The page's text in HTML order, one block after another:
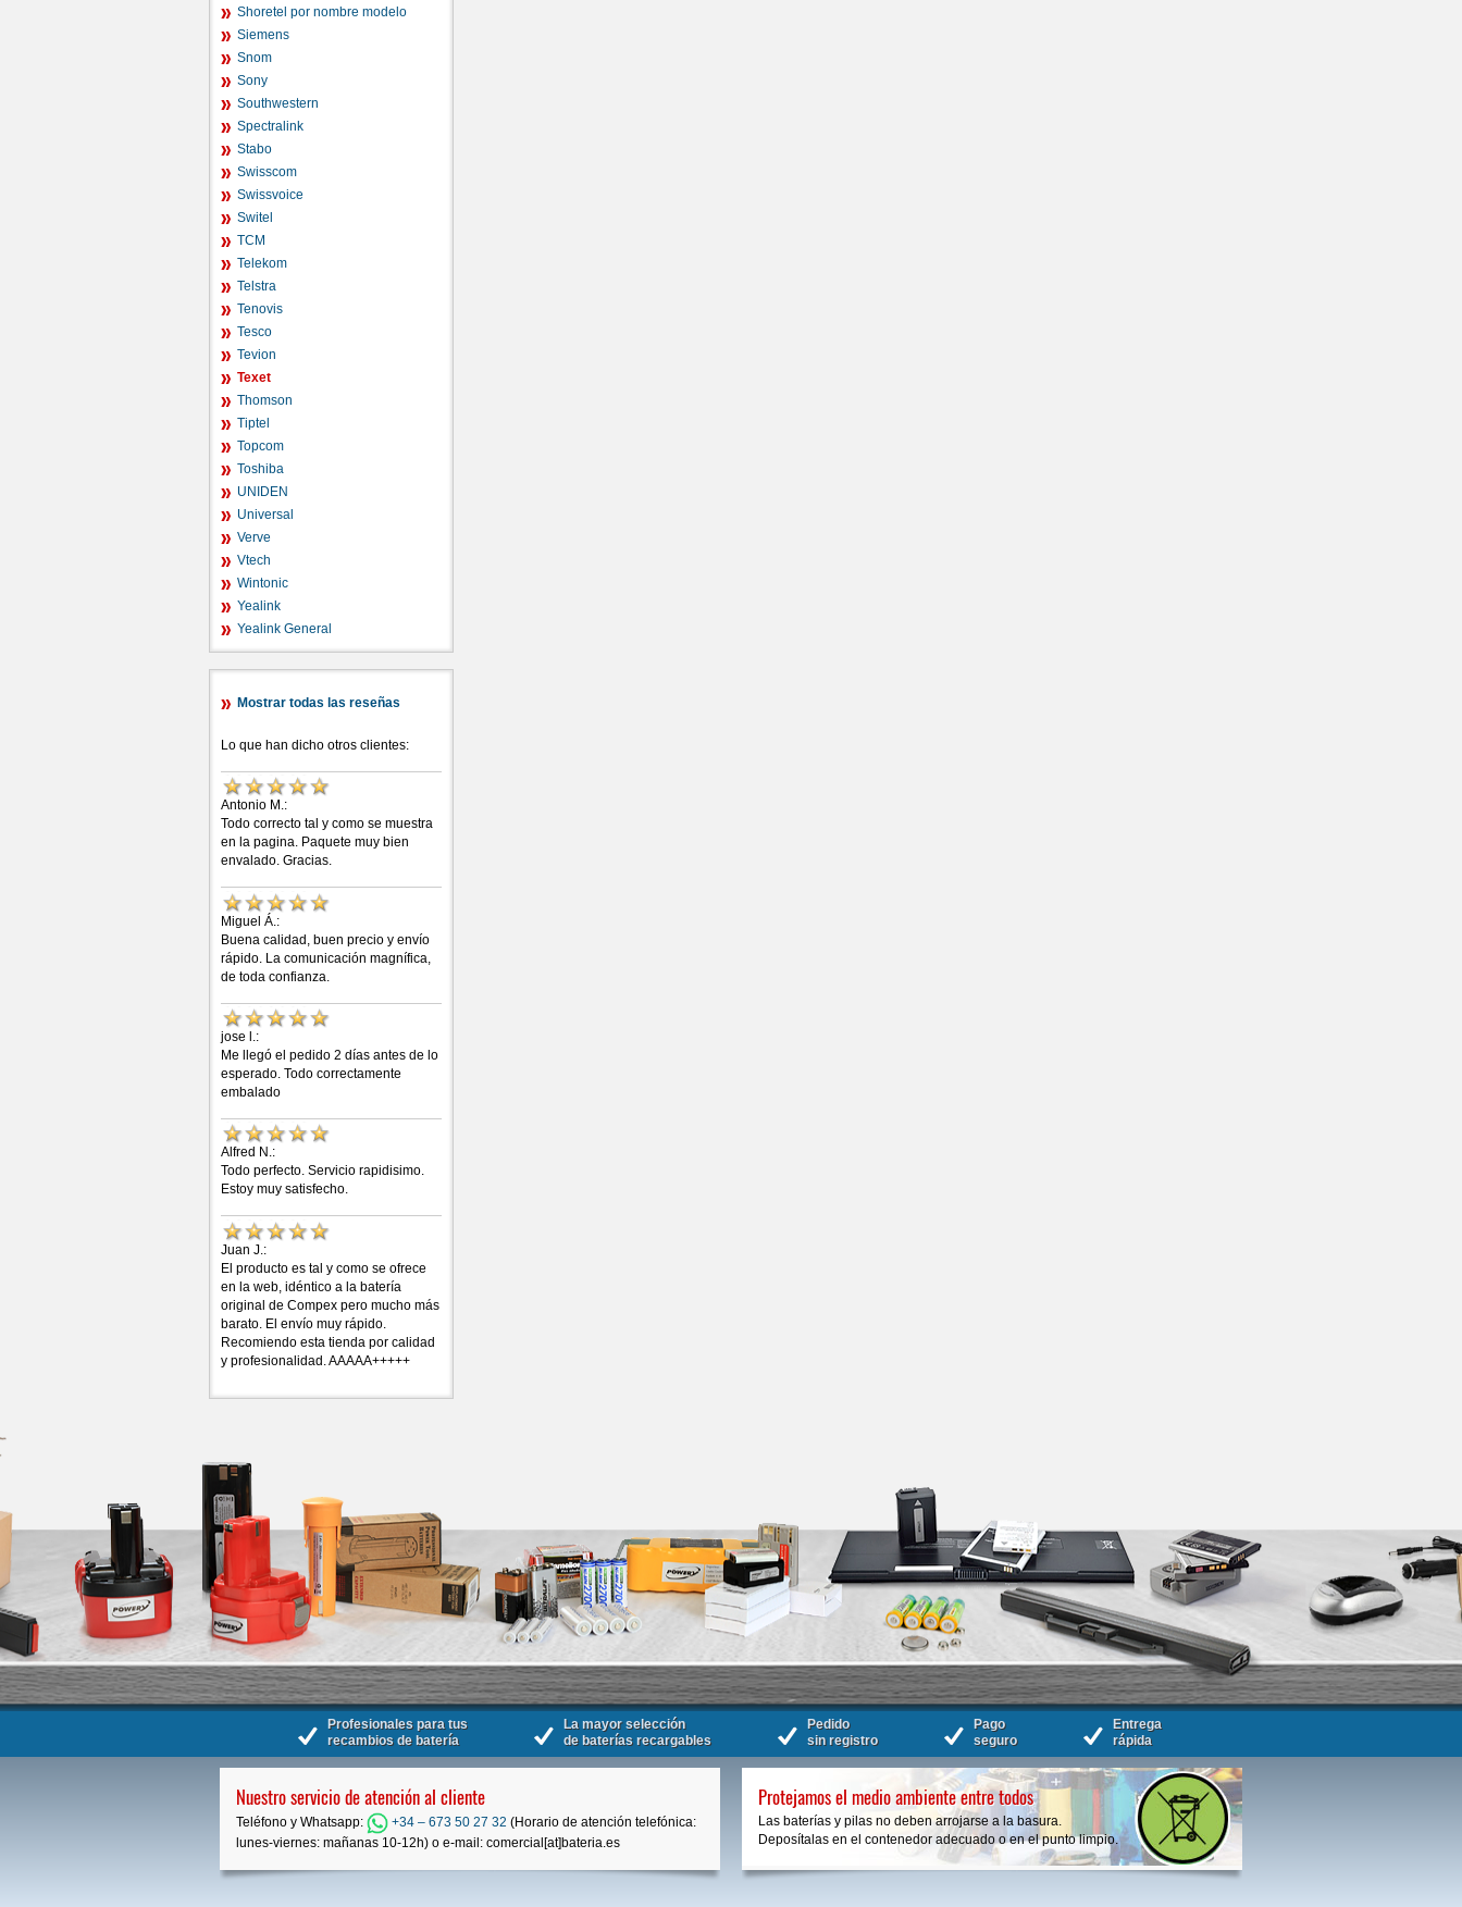
Shoretel por nombre modelo
Siemens
Snom
Sony
Southwestern
Spectralink
Stabo
Swisscom
Swissvoice
Switel
TCM
Telekom
Telstra
Tenovis
Tesco
Tevion
Texet
Thomson
Tiptel
Topcom
Toshiba
UNIDEN
Universal
Verve
Vtech
Wintonic
Yealink
Yealink General
Mostrar todas las reseñas
Lo que han dicho otros clientes:
Antonio M.:
Todo correcto tal y como se muestra
en la pagina. Paquete muy bien
envalado. Gracias.
Miguel Á.:
Buena calidad, buen precio y envío
rápido. La comunicación magnífica,
de toda confianza.
jose l.:
Me llegó el pedido 2 días antes de lo
esperado. Todo correctamente
embalado
Alfred N.:
Todo perfecto. Servicio rapidisimo.
Estoy muy satisfecho.
Juan J.:
El producto es tal y como se ofrece
en la web, idéntico a la batería
original de Compex pero mucho más
barato. El envío muy rápido.
Recomiendo esta tienda por calidad
y profesionalidad. AAAAA+++++
Profesionales para tus
recambios de batería
La mayor selección
de baterías recargables
Pedido
sin registro
Pago
seguro
Entrega
rápida
Nuestro servicio de atención al cliente
Teléfono y Whatsapp: +34 – 673 50 27 32 (Horario de atención telefónica:
lunes-viernes: mañanas 10-12h) o e-mail: comercial[at]bateria.es
Protejamos el medio ambiente entre todos
Las baterías y pilas no deben arrojarse a la basura.
Deposítalas en el contenedor adecuado o en el punto limpio.